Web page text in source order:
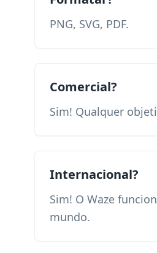
PNG, SVG, PDF.
Comercial?
Sim! Qualquer
Internacional?
Sim! O Waze
mundo.